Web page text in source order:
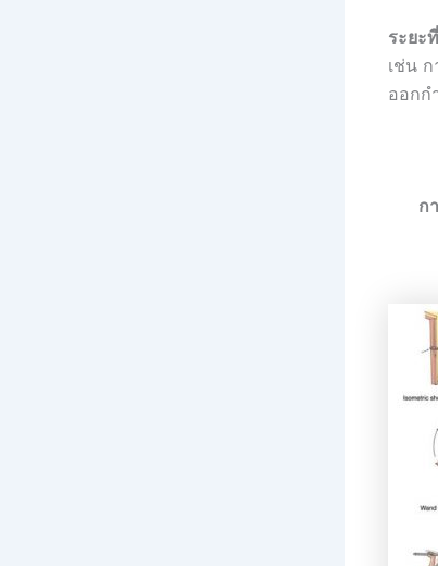
ระยะ
เช่น
ออกก
กา